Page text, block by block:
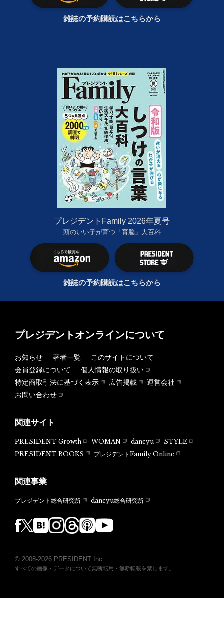
雑誌の予約購読はこちらから
プレジデントFamily 2026年夏号
頭のいい子が育つ「育脳」大百科
雑誌の予約購読はこちらから
プレジデントオンラインについて
お知らせ 著者一覧
このサイトについて
会員登録について
個人情報の取り扱い
特定商取引法に基づく表示
広告掲載
運営会社
お問い合わせ
関連サイト
PRESIDENT Growth WOMAN dancyu
STYLE
PRESIDENT BOOKS
プレジデントFamily Online
関連事業
プレジデント総合研究所 dancyu総合研究所
© 2008-2026 PRESIDENT Inc.
すべての画像・データについて無断転用・無断転載を禁じます。